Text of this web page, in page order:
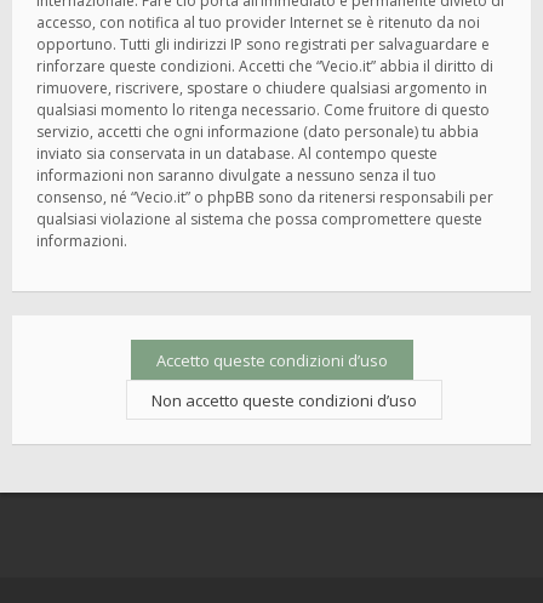
accesso, con notifica al tuo provider Internet se è ritenuto da noi
opportuno. Tutti gli indirizzi IP sono registrati per salvaguardare e
rinforzare queste condizioni. Accetti che “Vecio.it” abbia il diritto di
rimuovere, riscrivere, spostare o chiudere qualsiasi argomento in
qualsiasi momento lo ritenga necessario. Come fruitore di questo
servizio, accetti che ogni informazione (dato personale) tu abbia
inviato sia conservata in un database. Al contempo queste
informazioni non saranno divulgate a nessuno senza il tuo
consenso, né “Vecio.it” o phpBB sono da ritenersi responsabili per
qualsiasi violazione al sistema che possa compromettere queste
informazioni.